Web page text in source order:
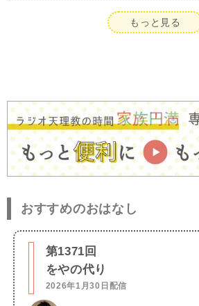
もっと見る
おすすめのおはなし
第1371回
をやの代り
2026年1月30日配信